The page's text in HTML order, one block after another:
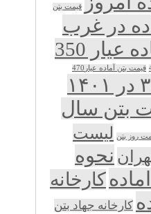
قیمت بتن
در غرب
350
قیمت بتن آماده عیار470
بتن سال
روز بتن
لیست
نحوه
کارخانه
کارخانه جهاد بتن